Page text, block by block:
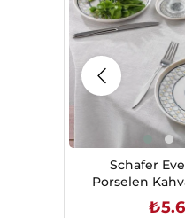
Schafer
Porselen